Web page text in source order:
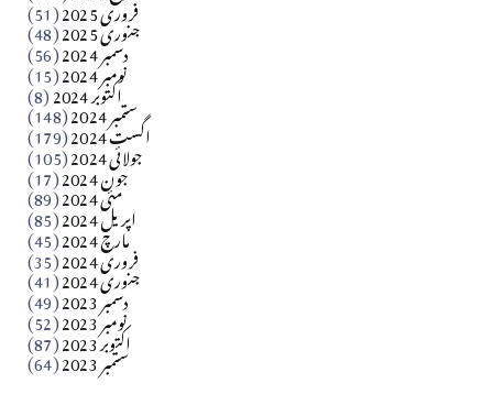
آزاد کشمیر جیسے احتجاج کی ضرورت ہے؟ از،،، ظہیرالدین
فروری 2025 (51) جنوری 2025 (48) دسمبر 2024 (56) نومبر 2024 (15) اکتوبر 2024 (8) ستمبر 2024 (148) اگست 2024 (179) جولائی 2024 (105) جون 2024 (17) مئی 2024 (89) اپریل 2024 (85) مارچ 2024 (45) فروری 2024 (35) جنوری 2024 (41) دسمبر 2023 (49) نومبر 2023 (52) اکتوبر 2023 (87) ستمبر 2023 (64)